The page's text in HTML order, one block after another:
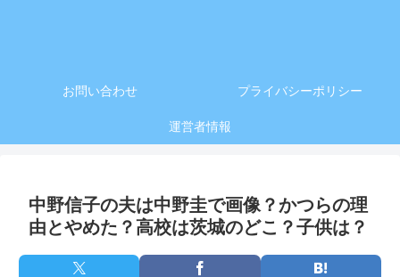
お問い合わせ プライバシーポリシー
運営者情報
中野信子の夫は中野圭で画像？かつらの理
由とやめた？高校は茨城のどこ？子供は？